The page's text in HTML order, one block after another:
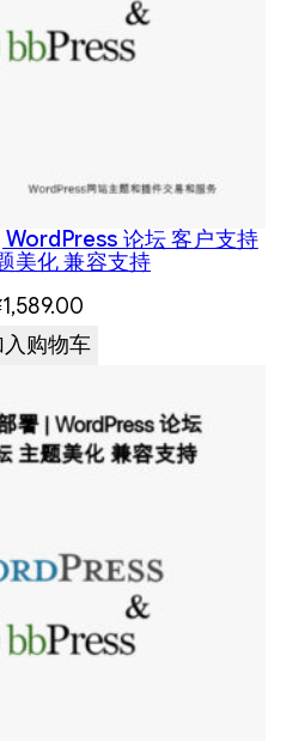
论坛 客户支持
美化 兼容支持
1,589.00
入购物车